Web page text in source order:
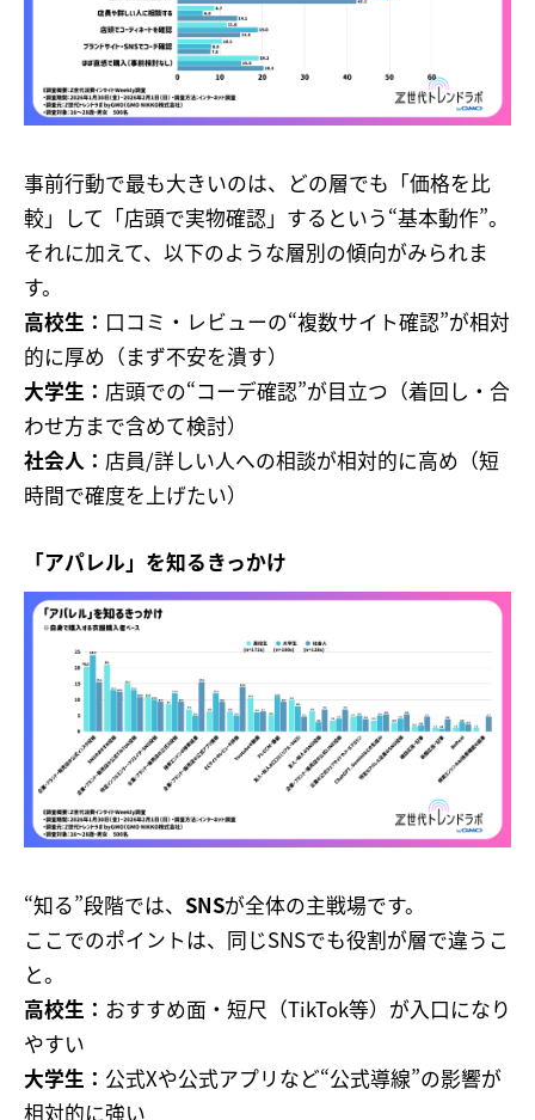
事前行動で最も大きいのは、どの層でも「価格を比
較」して「店頭で実物確認」するという“基本動作”。
それに加えて、以下のような層別の傾向がみられま
す。
高校生： 口コミ・レビューの“複数サイト確認”が相対
的に厚め（まず不安を潰す）
大学生： 店頭での“コーデ確認”が目立つ（着回し・合
わせ方まで含めて検討）
社会人： 店員/詳しい人への相談が相対的に高め（短
時間で確度を上げたい）
「アパレル」を知るきっかけ
“知る”段階では、 SNSが全体の主戦場です。
ここでのポイントは、同じSNSでも役割が層で違うこ
と。
高校生： おすすめ面・短尺（TikTok等）が入口になり
やすい
大学生： 公式Xや公式アプリなど“公式導線”の影響が
相対的に強い